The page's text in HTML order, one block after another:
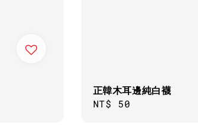
正韓木耳邊純白襪
Regular
NT$ 50